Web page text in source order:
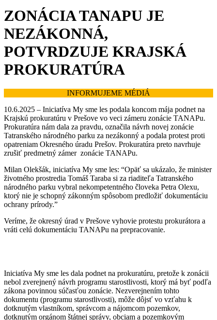
ZONÁCIA TANAPU JE
NEZÁKONNÁ,
POTVRDZUJE KRAJSKÁ
PROKURATÚRA
INFORMUJEME MÉDIÁ
10.6.2025 – Iniciatíva My sme les podala koncom mája podnet na
Krajskú prokuratúru v Prešove vo veci zámeru zonácie TANAPu.
Prokuratúra nám dala za pravdu, označila návrh novej zonácie
Tatranského národného parku za nezákonný a podala protest proti
opatreniam Okresného úradu Prešov. Prokuratúra preto navrhuje
zrušiť predmetný zámer zonácie TANAPu.
Milan Olekšák, iniciatíva My sme les: “Opäť sa ukázalo, že minister
životného prostredia Tomáš Taraba si za riaditeľa Tatranského
národného parku vybral nekompetentného človeka Petra Olexu,
ktorý nie je schopný zákonným spôsobom predložiť dokumentáciu
ochrany prírody.”
Veríme, že okresný úrad v Prešove vyhovie protestu prokurátora a
vráti celú dokumentáciu TANAPu na prepracovanie.
Iniciatíva My sme les dala podnet na prokuratúru, pretože k zonácii
nebol zverejnený návrh programu starostlivosti, ktorý má byť podľa
zákona povinnou súčasťou zonácie. Nezverejnením tohto
dokumentu (programu starostlivosti), môže dôjsť vo vzťahu k
dotknutým vlastníkom, správcom a nájomcom pozemkov,
dotknutým orgánom štátnej správy, obciam a pozemkovým